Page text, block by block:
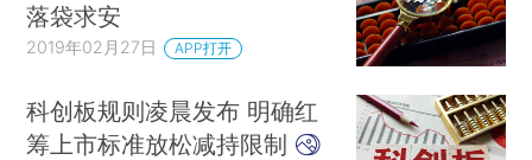
落袋求安
2019年02月27日 APP打开
科创板规则凌晨发布 明确红
筹上市标准放松减持限制